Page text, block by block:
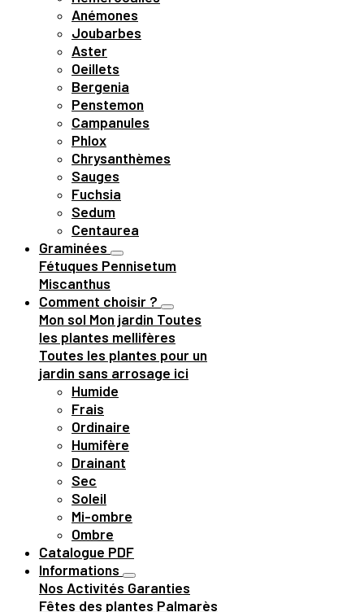
Anémones
Joubarbes
Aster
Oeillets
Bergenia
Penstemon
Campanules
Phlox
Chrysanthèmes
Sauges
Fuchsia
Sedum
Centaurea
Graminées
Fétuques Pennisetum
Miscanthus
Comment choisir ?
Mon sol Mon jardin Toutes
les plantes mellifères
Toutes les plantes pour un
jardin sans arrosage ici
Humide
Frais
Ordinaire
Humifère
Drainant
Sec
Soleil
Mi-ombre
Ombre
Catalogue PDF
Informations
Nos Activités Garanties
Fêtes des plantes Palmarès